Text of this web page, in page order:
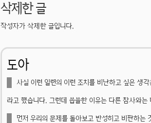
삭제한 글
작성자가 삭제한 글입니다.
도아
사실 이런 일련의 이런 조치를 비난하고 싶은 생
라고 했습니다. 그런데 씁쓸한 이유는 다른 참사와
먼저 우리의 문제를 돌아보고 반성히고 비판하는